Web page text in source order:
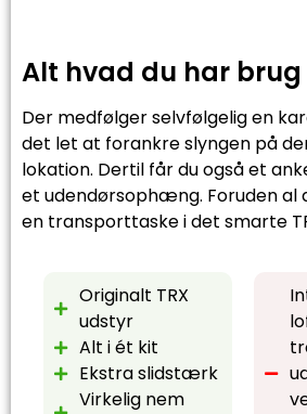
Alt hvad du har brug
Der medfølger selvfølgelig en
det let at forankre slyngen på
lokation. Dertil får du også et
et udendørsophæng. Foruden al
en transporttaske i det smarte
Originalt TRX
udstyr
Alt i ét kit
Ekstra slidstærk
Virkelig nem